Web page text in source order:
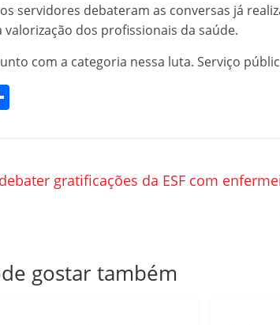
servidores debateram as conversas já
valorização dos profissionais da saúde.
com a categoria nessa luta. Serviço
p
ar
gratificações da ESF com
gostar também